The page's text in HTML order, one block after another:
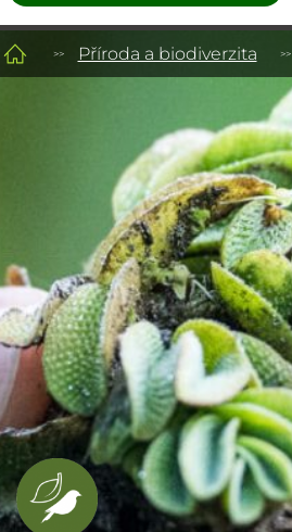
Příroda a biodiverzita